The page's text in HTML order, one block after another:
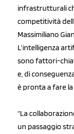
infrastrutturali
competitività
Massimiliano
L’intelligenza
sono fattori-
e, di
è pronta a fare
“La
un passaggio